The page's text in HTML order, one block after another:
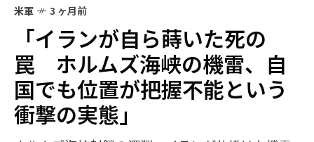
米軍 3 ヶ月前
「イランが自ら蒔いた死の
罠 ホルムズ海峡の機雷、自
国でも位置が把握不能という
衝撃の実態」